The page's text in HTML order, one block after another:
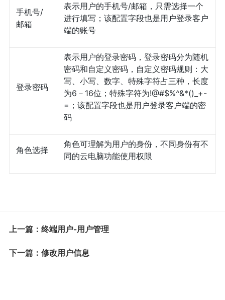
手机号/
邮箱
表示用户的手机号/邮箱，只需选择一个
进行填写；该配置字段也是用户登录客户
端的账号
登录密码
表示用户的登录密码，登录密码分为随机
密码和自定义密码，自定义密码规则：大
写、小写、数字、特殊字符占三种，长度
为6－16位；特殊字符为!@#$%^&*()_+-
=；该配置字段也是用户登录客户端的密
码
角色选择
角色可理解为用户的身份，不同身份有不
同的云电脑功能使用权限
上一篇：终端用户-用户管理
下一篇：修改用户信息